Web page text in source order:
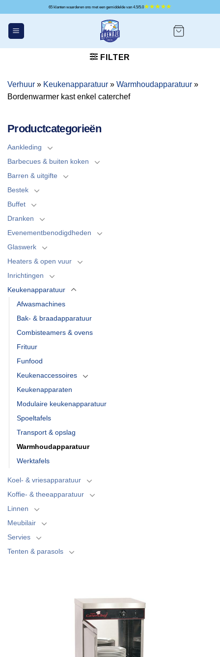
inhoud
65 klanten waarderen ons met een gemiddelde van 4.5/5.0
FILTER
Verhuur » Keukenapparatuur » Warmhoudapparatuur »
Bordenwarmer kast enkel caterchef
Productcategorieën
Aankleding
Barbecues & buiten koken
Barren & uitgifte
Bestek
Buffet
Dranken
Evenementbenodigdheden
Glaswerk
Heaters & open vuur
Inrichtingen
Keukenapparatuur
Afwasmachines
Bak- & braadapparatuur
Combisteamers & ovens
Frituur
Funfood
Keukenaccessoires
Keukenapparaten
Modulaire keukenapparatuur
Spoeltafels
Transport & opslag
Warmhoudapparatuur
Werktafels
Koel- & vriesapparatuur
Koffie- & theeapparatuur
Linnen
Meubilair
Servies
Tenten & parasols